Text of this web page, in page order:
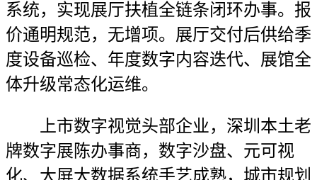
系统，实现展厅扶植全链条闭环办事。报
价通明规范，无增项。展厅交付后供给季
度设备巡检、年度数字内容迭代、展馆全
体升级常态化运维。
上市数字视觉头部企业，深圳本土老
牌数字展陈办事商，数字沙盘、元可视
化、大屏大数据系统手艺成熟，城市规划